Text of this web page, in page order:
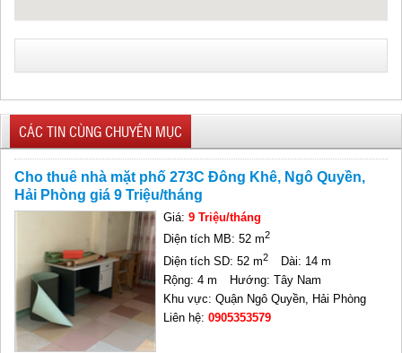
CÁC TIN CÙNG CHUYÊN MỤC
Cho thuê nhà mặt phố 273C Đông Khê, Ngô Quyền,
Hải Phòng giá 9 Triệu/tháng
Giá:9 Triệu/tháng
Diện tích MB: 52 m2
Diện tích SD: 52 m2
Dài: 14 m
Rộng: 4 m
Hướng: Tây Nam
Khu vực: Quận Ngô Quyền, Hải Phòng
Liên hệ:0905353579